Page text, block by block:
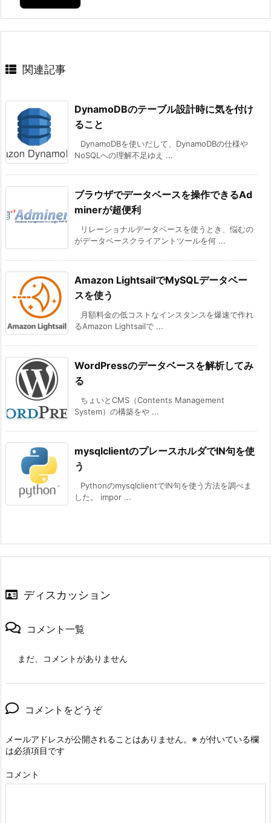
関連記事
DynamoDBのテーブル設計時に気を付け
ること
DynamoDBを使いだして、DynamoDBの仕様や
NoSQLへの理解不足ゆえ ...
ブラウザでデータベースを操作できるAd
minerが超便利
リレーショナルデータベースを使うとき、悩むの
がデータベースクライアントツールを何 ...
Amazon LightsailでMySQLデータベー
スを使う
月額料金の低コストなインスタンスを爆速で作れ
るAmazon Lightsailで ...
WordPressのデータベースを解析してみ
る
ちょいとCMS（Contents Management
System）の構築をや ...
mysqlclientのプレースホルダでIN句を使
う
PythonのmysqlclientでIN句を使う方法を調べま
した。 impor ...
ディスカッション
コメント一覧
まだ、コメントがありません
コメントをどうぞ
メールアドレスが公開されることはありません。 ※ が付いている欄
は必須項目です
コメント